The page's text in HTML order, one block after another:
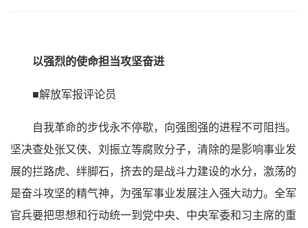
以强烈的使命担当攻坚奋进
■解放军报评论员
自我革命的步伐永不停歇，向强图强的进程不可阻挡。
坚决查处张又侠、刘振立等腐败分子，清除的是影响事业发
展的拦路虎、绊脚石，挤去的是战斗力建设的水分，激荡的
是奋斗攻坚的精气神，为强军事业发展注入强大动力。全军
官兵要把思想和行动统一到党中央、中央军委和习主席的重